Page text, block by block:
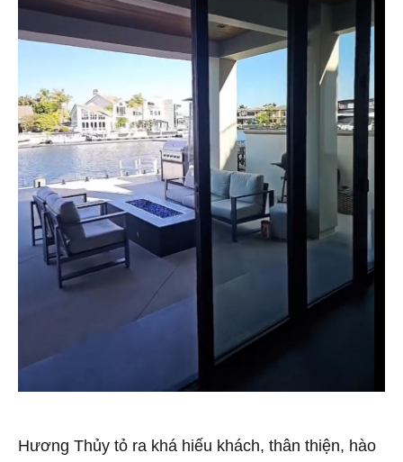
Hương Thủy tỏ ra khá hiếu khách, thân thiện, hào